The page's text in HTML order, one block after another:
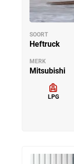
SOORT
Heftruck
MERK
Mitsubishi
LPG